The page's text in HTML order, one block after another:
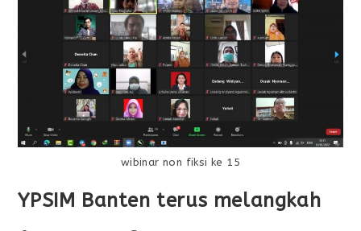
wibinar non fiksi ke 15
YPSIM Banten terus melangkah